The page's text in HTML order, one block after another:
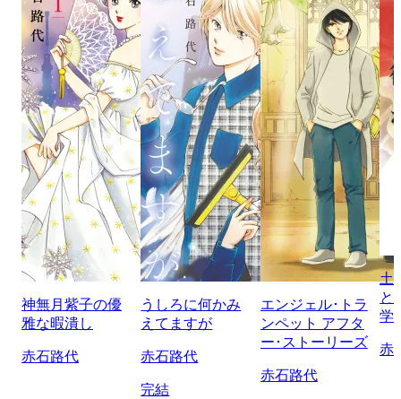
神無月紫子の優
雅な暇潰し
赤石路代
うしろに何かみ
えてますが
赤石路代
完結
エンジェル･トラ
ンペット アフタ
ー･ストーリーズ
赤石路代
土
と
学
赤